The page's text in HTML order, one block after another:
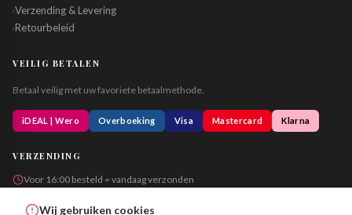
›Verzending & Levering
›Retourbeleid
VEILIG BETALEN
Betaal veilig met uw favoriete betaalmethode.
iDEAL | Wero Overboeking Visa Mastercard Klarna
VERZENDING
Voor 16:00 besteld = vandaag verzonden
Wij gebruiken cookies